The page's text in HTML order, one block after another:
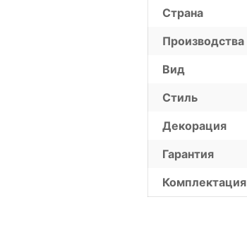
Страна
Производства
Вид
Стиль
Декорация
Гарантия
Комплектация